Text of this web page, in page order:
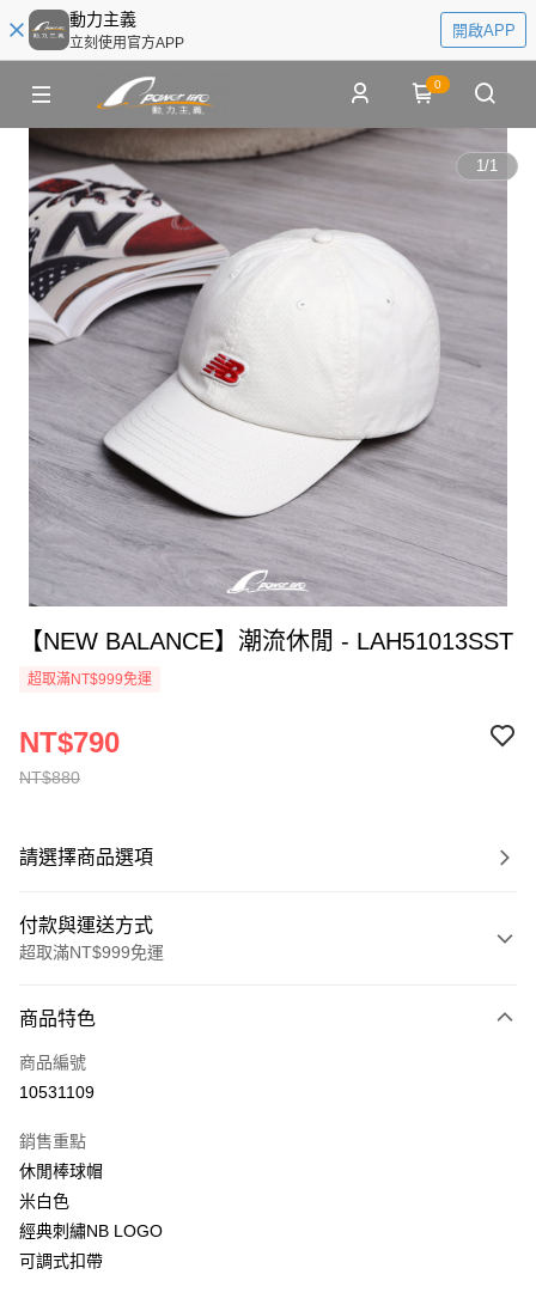
動力主義
立刻使用官方APP
開啟APP
0
1/1
【NEW BALANCE】潮流休閒 - LAH51013SST
超取滿NT$999免運
NT$880
NT$790
請選擇商品選項
付款與運送方式
超取滿NT$999免運
信用卡一次付款
超商取貨付款
Apple Pay
街口支付
悠遊付
商品特色
商品編號
10531109
銷售重點
休閒棒球帽
米白色
經典刺繡NB LOGO
可調式扣帶